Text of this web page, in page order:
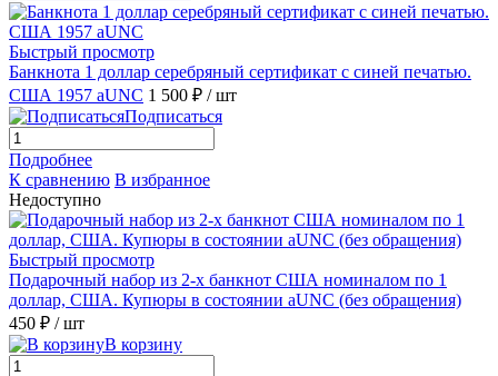
Быстрый просмотр
Банкнота 1 доллар серебряный сертификат с синей печатью.
США 1957 аUNC 1 500 ₽ / шт
Подписаться
Подробнее
К сравнению В избранное
Недоступно
Быстрый просмотр
Подарочный набор из 2-х банкнот США номиналом по 1
доллар, США. Купюры в состоянии аUNC (без обращения)
450 ₽ / шт
В корзину